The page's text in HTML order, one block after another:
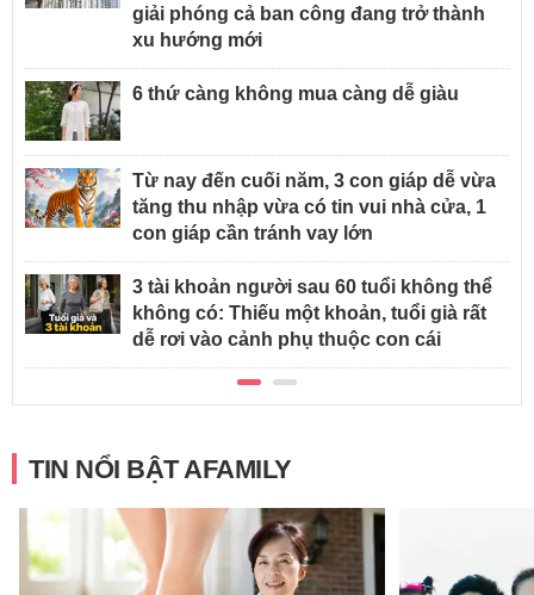
giải phóng cả ban công đang trở thành
xu hướng mới
6 thứ càng không mua càng dễ giàu
Từ nay đến cuối năm, 3 con giáp dễ vừa
tăng thu nhập vừa có tin vui nhà cửa, 1
con giáp cần tránh vay lớn
3 tài khoản người sau 60 tuổi không thể
không có: Thiếu một khoản, tuổi già rất
dễ rơi vào cảnh phụ thuộc con cái
TIN NỔI BẬT AFAMILY